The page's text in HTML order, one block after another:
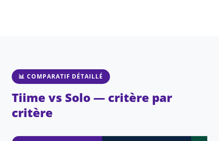
📊 COMPARATIF DÉTAILLÉ
Tiime vs Solo — critère par
critère